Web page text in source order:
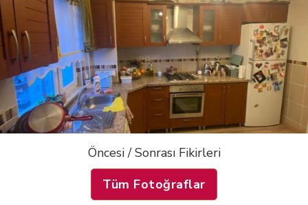
Öncesi / Sonrası Fikirleri
Tüm Fotoğraflar